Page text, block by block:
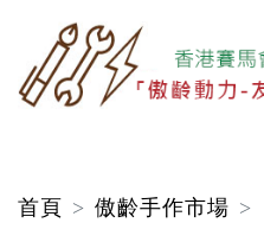
首頁 傲齡手作市場